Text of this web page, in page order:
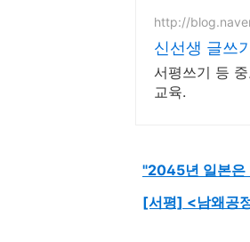
http://
신선생 글쓰
서평쓰기 등
교육.
"2045년 일본은
[서평] <남왜공